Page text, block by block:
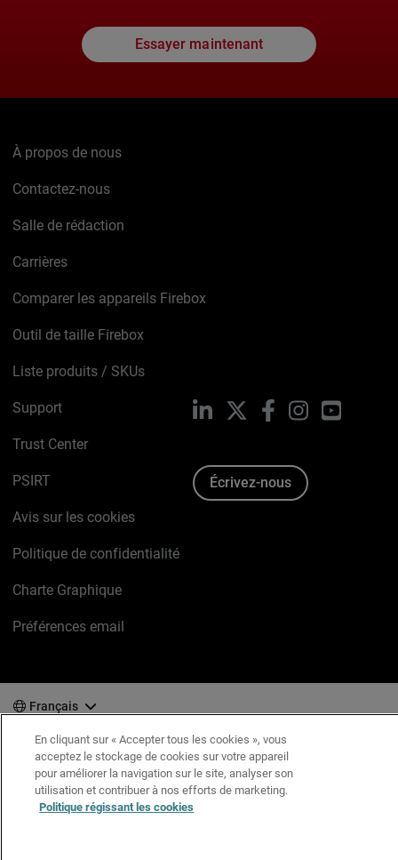
Essayer maintenant
À propos de nous
Contactez-nous
Salle de rédaction
Carrières
Comparer les appareils Firebox
Outil de taille Firebox
Liste produits / SKUs
Support
Trust Center
PSIRT
Avis sur les cookies
Politique de confidentialité
Charte Graphique
Préférences email
LinkedIn FacebookInstagramYouTube
Écrivez-nous
Français
Copyright © 1996-2026 WatchGuard Technologies, Inc.
Tous droits réservés.Terms of Use >
En cliquant sur « Accepter tous les cookies », vous
acceptez le stockage de cookies sur votre appareil
pour améliorer la navigation sur le site, analyser son
utilisation et contribuer à nos efforts de marketing.
Politique régissant les cookies